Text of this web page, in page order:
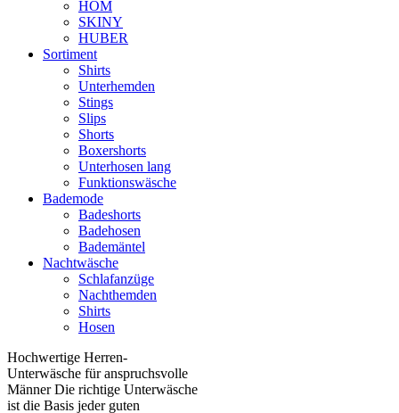
HOM
SKINY
HUBER
Sortiment
Shirts
Unterhemden
Stings
Slips
Shorts
Boxershorts
Unterhosen lang
Funktionswäsche
Bademode
Badeshorts
Badehosen
Bademäntel
Nachtwäsche
Schlafanzüge
Nachthemden
Shirts
Hosen
Hochwertige Herren-
Unterwäsche für anspruchsvolle
Männer Die richtige Unterwäsche
ist die Basis jeder guten